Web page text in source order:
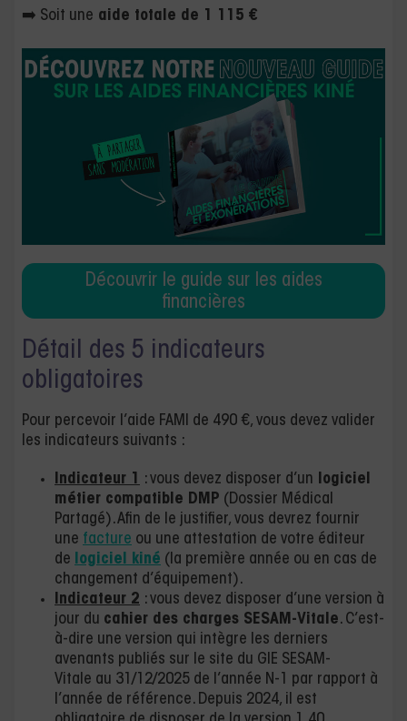
➡️ Soit une aide totale de 1 115 €
Découvrir le guide sur les aides
financières
Détail des 5 indicateurs
obligatoires
Pour percevoir l’aide FAMI de 490 €, vous devez valider
les indicateurs suivants :
Indicateur 1 : vous devez disposer d’un logiciel
métier compatible DMP (Dossier Médical
Partagé). Afin de le justifier, vous devrez fournir
une facture ou une attestation de votre éditeur
de logiciel kiné (la première année ou en cas de
changement d’équipement).
Indicateur 2 : vous devez disposer d’une version à
jour du cahier des charges SESAM-Vitale. C’est-
à-dire une version qui intègre les derniers
avenants publiés sur le site du GIE SESAM-
Vitale au 31/12/2025 de l’année N-1 par rapport à
l’année de référence. Depuis 2024, il est